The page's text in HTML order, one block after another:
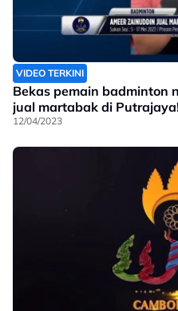
VIDEO TERKINI
Bekas pemain badminton
jual martabak di
12/04/2023